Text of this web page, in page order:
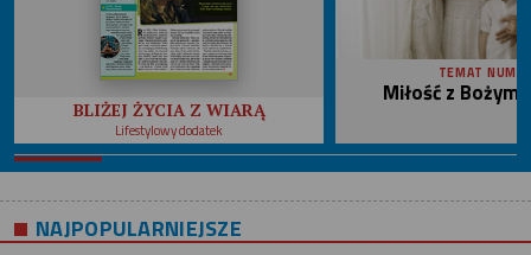
BLIŻEJ ŻYCIA Z WIARĄ
Lifestylowy dodatek
TEMAT
Miłość z
NAJPOPULARNIEJSZE